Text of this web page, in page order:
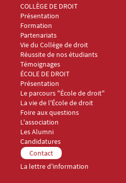
Menu Footer Collège et École de droit 1
COLLÈGE DE DROIT
Présentation
Formation
Partenariats
Vie du Collège de droit
Réussite de nos étudiants
Témoignages
Menu Footer Collège et École de droit 2
ÉCOLE DE DROIT
Présentation
Le parcours "École de droit"
La vie de l'École de droit
Foire aux questions
Menu Footer Collège et École de droit 3
L'association
Les Alumni
Menu Footer Collège et École de droit 4
Candidatures
Menu Footer Collège et École de droit 5
Contact
La lettre d'information